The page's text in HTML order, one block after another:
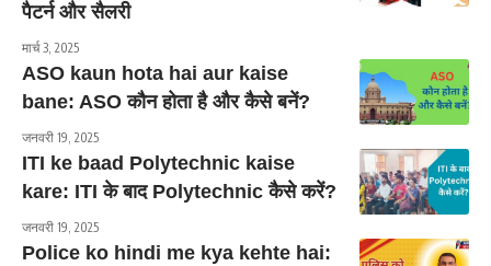
पैटर्न और सैलरी
मार्च 3, 2025
ASO kaun hota hai aur kaise
bane: ASO कौन होता है और कैसे बनें?
जनवरी 19, 2025
ITI ke baad Polytechnic kaise
kare: ITI के बाद Polytechnic कैसे करें?
जनवरी 19, 2025
Police ko hindi me kya kehte hai: